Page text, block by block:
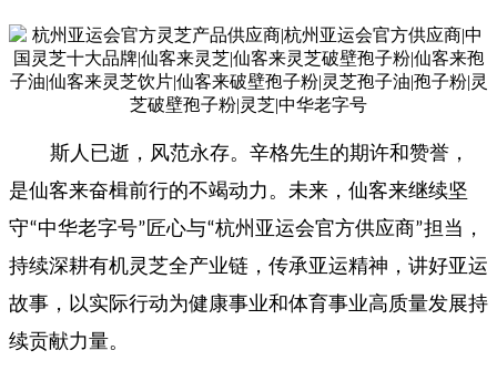
斯人已逝，风范永存。辛格先生的期许和赞誉，
是仙客来奋楫前行的不竭动力。未来，仙客来继续坚
守“中华老字号” 匠心与“杭州亚运会官方供应商”担当，
持续深耕有机灵芝全产业链，传承亚运精神，讲好亚运
故事，以实际行动为健康事业和体育事业高质量发展持
续贡献力量。